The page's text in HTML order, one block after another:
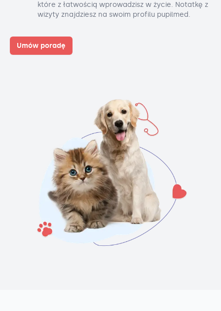
które z łatwością wprowadzisz w życie. Notatkę z
wizyty znajdziesz na swoim profilu pupilmed.
Umów poradę